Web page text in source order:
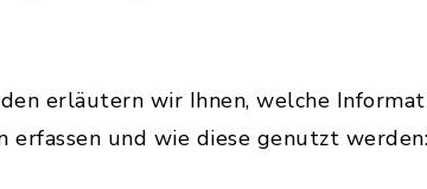
erläutern wir Ihnen, welche
erfassen und wie diese genutzt werden: